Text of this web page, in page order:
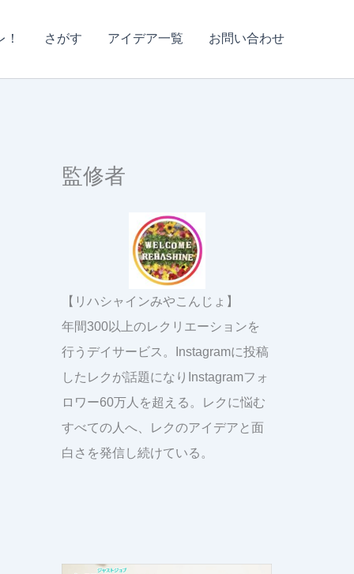
さがす アイデア一覧 お問い合わせ
監修者
【リハシャインみやこんじょ】
年間300以上のレクリエーションを
行うデイサービス。Instagramに投稿
したレクが話題になりInstagramフォ
ロワー60万人を超える。レクに悩む
すべての人へ、レクのアイデアと面
白さを発信し続けている。